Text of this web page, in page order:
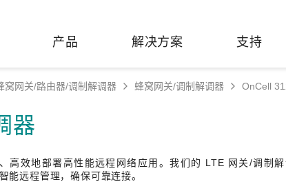
产品
安全路由器
解决方案
电力
支持
产品 FAQs
缘起与创新
窝网关/路由器/调制解调器 蜂窝网关/调制解调器 OnCell
器
高效地部署高性能远程网络应用。我们的 LTE 网关/调制
能远程管理，确保可靠连接。